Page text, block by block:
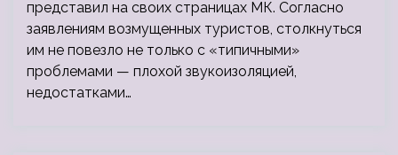
представил на своих страницах МК. Согласно
заявлениям возмущенных туристов, столкнуться
им не повезло не только с «типичными»
проблемами — плохой звукоизоляцией,
недостатками…